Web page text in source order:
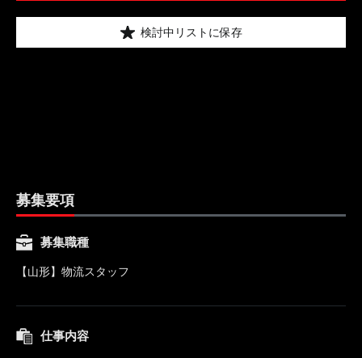
検討中リストに保存
募集要項
募集職種
【山形】物流スタッフ
仕事内容